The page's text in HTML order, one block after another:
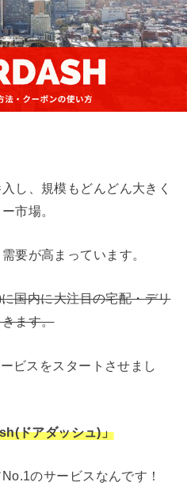
し、規模もどんどん大きく
市場。
要が高まっています。
国内に大注目の宅配・デリ
ます。
ビスをスタートさせまし
ドアダッシュ)」
のサービスなんです！